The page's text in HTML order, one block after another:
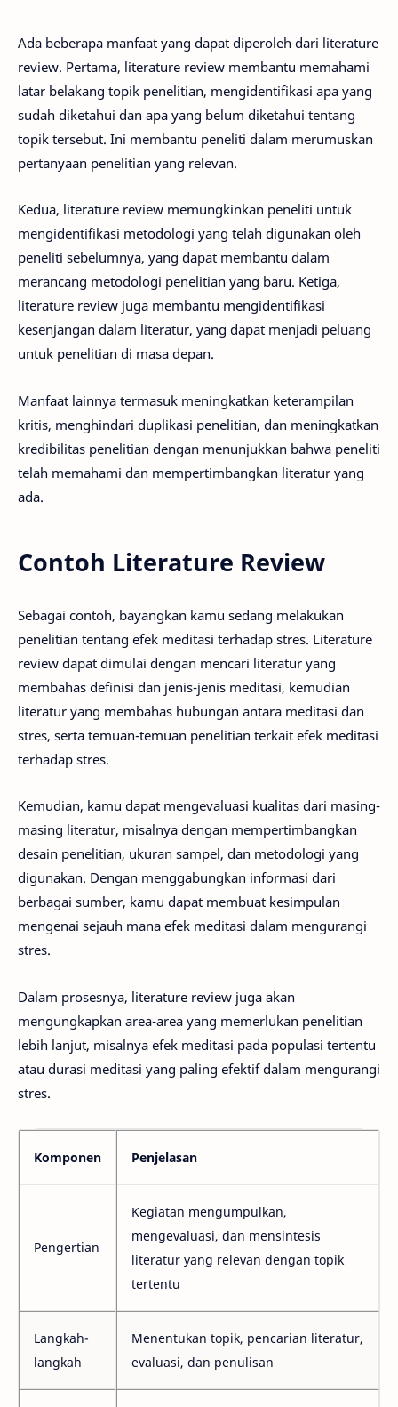
Ada beberapa manfaat yang dapat diperoleh dari literature
review. Pertama, literature review membantu memahami
latar belakang topik penelitian, mengidentifikasi apa yang
sudah diketahui dan apa yang belum diketahui tentang
topik tersebut. Ini membantu peneliti dalam merumuskan
pertanyaan penelitian yang relevan.
Kedua, literature review memungkinkan peneliti untuk
mengidentifikasi metodologi yang telah digunakan oleh
peneliti sebelumnya, yang dapat membantu dalam
merancang metodologi penelitian yang baru. Ketiga,
literature review juga membantu mengidentifikasi
kesenjangan dalam literatur, yang dapat menjadi peluang
untuk penelitian di masa depan.
Manfaat lainnya termasuk meningkatkan keterampilan
kritis, menghindari duplikasi penelitian, dan meningkatkan
kredibilitas penelitian dengan menunjukkan bahwa peneliti
telah memahami dan mempertimbangkan literatur yang
ada.
Contoh Literature Review
Sebagai contoh, bayangkan kamu sedang melakukan
penelitian tentang efek meditasi terhadap stres. Literature
review dapat dimulai dengan mencari literatur yang
membahas definisi dan jenis-jenis meditasi, kemudian
literatur yang membahas hubungan antara meditasi dan
stres, serta temuan-temuan penelitian terkait efek meditasi
terhadap stres.
Kemudian, kamu dapat mengevaluasi kualitas dari masing-
masing literatur, misalnya dengan mempertimbangkan
desain penelitian, ukuran sampel, dan metodologi yang
digunakan. Dengan menggabungkan informasi dari
berbagai sumber, kamu dapat membuat kesimpulan
mengenai sejauh mana efek meditasi dalam mengurangi
stres.
Dalam prosesnya, literature review juga akan
mengungkapkan area-area yang memerlukan penelitian
lebih lanjut, misalnya efek meditasi pada populasi tertentu
atau durasi meditasi yang paling efektif dalam mengurangi
stres.
Komponen Penjelasan
Pengertian
Kegiatan mengumpulkan,
mengevaluasi, dan mensintesis
literatur yang relevan dengan topik
tertentu
Langkah-
langkah
Menentukan topik, pencarian literatur,
evaluasi, dan penulisan